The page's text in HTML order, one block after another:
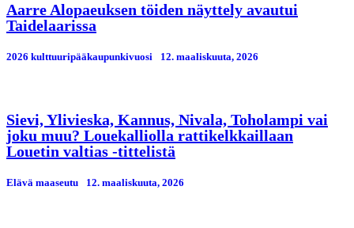
Aarre Alopaeuksen töiden näyttely avautui
Taidelaarissa
2026 kulttuuripääkaupunkivuosi 12. maaliskuuta, 2026
Sievi, Ylivieska, Kannus, Nivala, Toholampi vai
joku muu? Louekalliolla rattikelkkaillaan
Louetin valtias -tittelistä
Elävä maaseutu 12. maaliskuuta, 2026